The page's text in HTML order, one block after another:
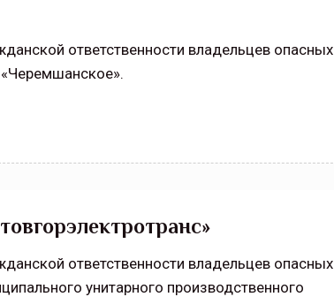
ответственности владельцев опасных
ответственности владельцев опасных
унитарного производственного